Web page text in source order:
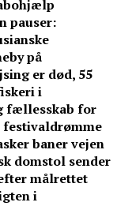
pauser:
på
er død, 55
i
fællesskab for
festivaldrømme
baner vejen
domstol sender
målrettet
i